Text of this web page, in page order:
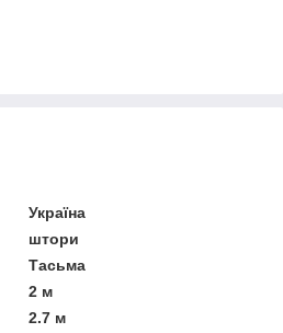
Україна
штори
Тасьма
2 м
2.7 м